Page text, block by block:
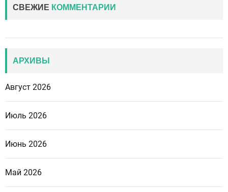
СВЕЖИЕ КОММЕНТАРИИ
АРХИВЫ
Август 2026
Июль 2026
Июнь 2026
Май 2026